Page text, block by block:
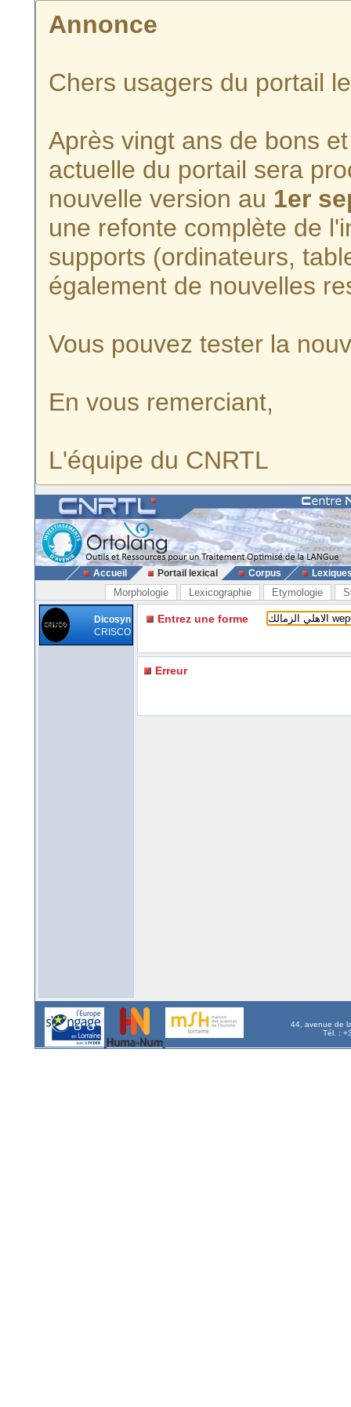
Annonce
Chers usagers du portail
Après vingt ans de bons
actuelle du portail sera
nouvelle version au 1er
une refonte complète de
supports (ordinateurs,
également de nouvelles
Vous pouvez tester la
En vous remerciant,
L'équipe du CNRTL
Accueil Portail lexical Corpus
Morphologie Lexicographie Etymologie
Dicosyn
CRISCO
Entrez une forme
Erreur
44, avenue de
Tél. :